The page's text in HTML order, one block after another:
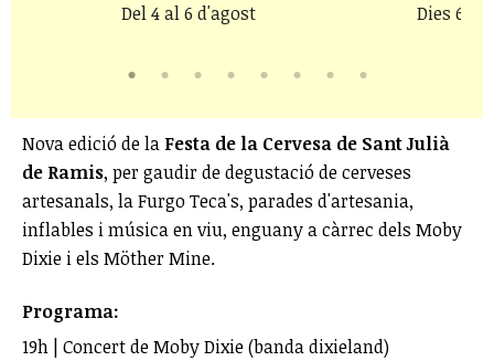
Del 4 al 6 d'agost Dies 6 i
Nova edició de la Festa de la Cervesa de Sant Julià
de Ramis, per gaudir de degustació de cerveses
artesanals, la Furgo Teca's, parades d'artesania,
inflables i música en viu, enguany a càrrec dels Moby
Dixie i els Möther Mine.
Programa:
19h | Concert de Moby Dixie (banda dixieland)